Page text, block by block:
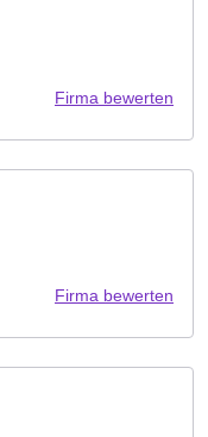
Firma bewerten
Firma bewerten